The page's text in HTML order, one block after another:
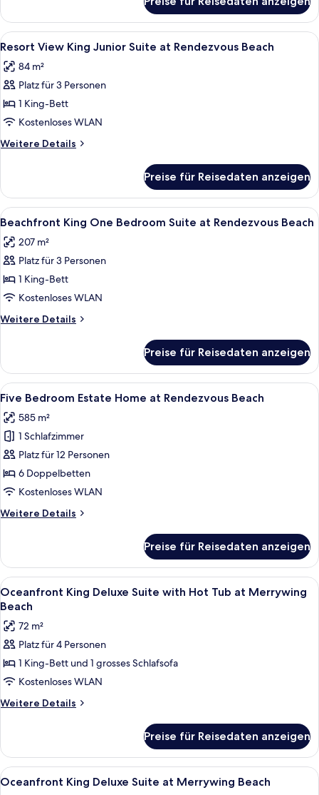
anzeigen
Double
Junior
Suite
Beach
Alle
Fotos
für
Resort
View
King
Junior
Suite
Rendezvous
Beach
anzeigen
Ein Balkon mit zwei weißen
4
Resort View King Junior Suite at Rendezvous Beach
84 m²
Platz für 3 Personen
1 King-Bett
Kostenloses WLAN
Weitere Details
Weitere
View
King
Junior
at
Rendezvous
Preise für Reisedaten anzeigen
Alle
Fotos
für
Beachfront
King
One
Bedroom
Suite
Rendezvous
Beach
anzeigen
Ein Hotelzimmer mit einem großen
7
Beachfront King One Bedroom Suite at Rendezvous Beach
207 m²
Platz für 3 Personen
1 King-Bett
Kostenloses WLAN
Weitere Details
Weitere
King
One
Bedroom
at
Rendezvous
Preise für Reisedaten anzeigen
Alle
Fotos
für
Five
Bedroom
Estate
Home
Rendezvous
Ein großzügiger Wohnbereich mit
6
Five Bedroom Estate Home at Rendezvous Beach
585 m²
1 Schlafzimmer
Platz für 12 Personen
6 Doppelbetten
Kostenloses WLAN
Weitere Details
Weitere
Bedroom
Estate
Home
at
Beach
Preise für Reisedaten anzeigen
Alle
Fotos
für
Oceanfront
King
Deluxe
Suite
with
at
Merrywing
Beach
Ein Balkon mit Whirlpool,
5
Oceanfront King Deluxe Suite with Hot Tub at Merrywing
Beach
72 m²
Platz für 4 Personen
1 King-Bett und 1 grosses Schlafsofa
Kostenloses WLAN
Weitere Details
Weitere
King
Deluxe
Suite
Preise für Reisedaten anzeigen
Alle
Fotos
Ein geräumiges Hotelzimmer mit
6
Oceanfront King Deluxe Suite at Merrywing Beach